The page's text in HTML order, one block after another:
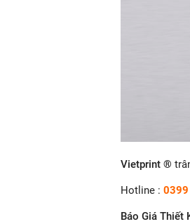
Vietprint ®
Hotline :
Báo Giá Thiết